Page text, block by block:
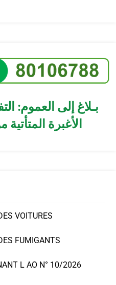
بـلاغ إلى العموم:
الأغبرة
VOITURES
FUMIGANTS
L AO N° 10/2026